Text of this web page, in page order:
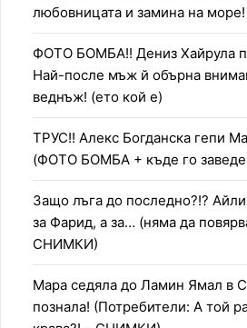
любовницата и замина на
ФОТО БОМБА!! Дениз Хайрула
Най-после мъж й обърна
веднъж! (ето кой е)
ТРУС!! Алекс Богданска гепи
(ФОТО БОМБА + къде го заведе
Защо лъга до последно?!?
за Фарид, а за… (няма да
СНИМКИ)
Мара седяла до Ламин Ямал в
познала! (Потребители: А той